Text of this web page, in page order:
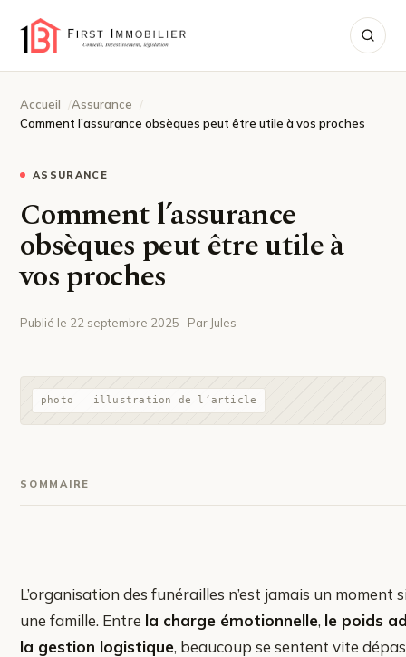
Accueil
Assurance
Comment l’assurance obsèques peut être utile à vos proches
ASSURANCE
Comment l’assurance
obsèques peut être utile à
vos proches
Publié le 22 septembre 2025 · Par Jules
photo — illustration de l’article
SOMMAIRE
L’organisation des funérailles n’est jamais un moment
une famille. Entre la charge émotionnelle, le poids
la gestion logistique, beaucoup se sentent vite